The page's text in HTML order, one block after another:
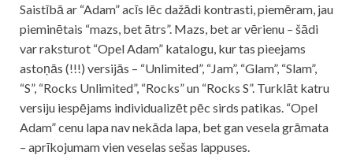
Saistībā ar “Adam” acīs lēc dažādi kontrasti, piemēram, jau
pieminētais “mazs, bet ātrs”. Mazs, bet ar vērienu – šādi
var raksturot “Opel Adam” katalogu, kur tas pieejams
astoņās (!!!) versijās – “Unlimited”, “Jam”, “Glam”, “Slam”,
“S”, “Rocks Unlimited”, “Rocks” un “Rocks S”. Turklāt katru
versiju iespējams individualizēt pēc sirds patikas. “Opel
Adam” cenu lapa nav nekāda lapa, bet gan vesela grāmata
– aprīkojumam vien veselas sešas lappuses.